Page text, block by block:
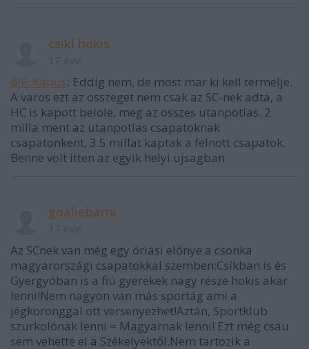
csiki hokis
@F. Kapus: Eddig nem, de most mar ki kell termelje.
A varos ezt az osszeget nem csak az SC-nek adta, a
HC is kapott belole, meg az osszes utanpotlas. 2
milla ment az utanpotlas csapatoknak
csapatonkent, 3.5 millat kaptak a felnott csapatok.
Benne volt itten az egyik helyi ujsagban
goaliebarni
Az SCnek van még egy óriási előnye a csonka
magyarországi csapatokkal szemben:Csíkban is és
Gyergyóban is a fiú gyerekek nagy része hokis akar
lenni!Nem nagyon van más sportág ami a
jégkoronggal ott versenyezhet!Aztán, Sportklub
szurkolónak lenni = Magyarnak lenni! Ezt még csau
sem vehette el a Székelyektől.Nem tartozik a